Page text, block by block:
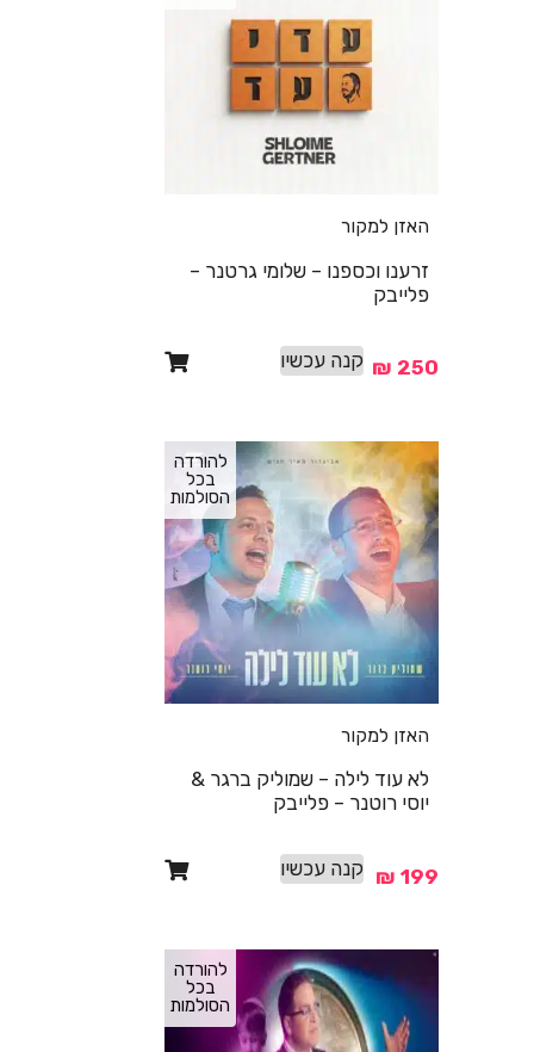
האזן למקור
זרענו וכספנו – שלומי גרטנר –
פלייבק
₪ 250 קנה עכשיו
להורדה
בכל
הסולמות
האזן למקור
לא עוד לילה – שמוליק ברגר &
יוסי רוטנר – פלייבק
₪ 199 קנה עכשיו
להורדה
בכל
הסולמות